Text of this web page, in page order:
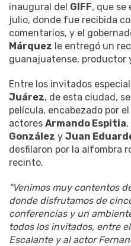
inaugural del GIFF, que se
julio, donde fue recibida
comentarios, y el
Márquez le entregó un
guanajuatense,
Entre los invitados
Juárez, de esta ciudad,
película, encabezado por
actores Armando Espitia,
González y Juan
desfilaron por la alfombra
recinto.
"Venimos muy contentos
donde disfrutamos de
conferencias y un
todos los invitados, entre
Escalante y al actor